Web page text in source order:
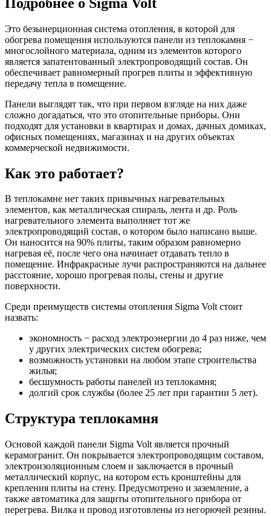
Это безынерционная система отопления, в которой для
обогрева помещения используются панели из теплокамня −
многослойного материала, одним из элементов которого
является запатентованный электропроводящий состав. Он
обеспечивает равномерный прогрев плиты и эффективную
передачу тепла в помещение.
Панели выглядят так, что при первом взгляде на них даже
сложно догадаться, что это отопительные приборы. Они
подходят для установки в квартирах и домах, дачных домиках,
офисных помещениях, магазинах и на других объектах
коммерческой недвижимости.
Как это работает?
В теплокамне нет таких привычных нагревательных
элементов, как металлическая спираль, лента и др. Роль
нагревательного элемента выполняет тот же
электропроводящий состав, о котором было написано выше.
Он наносится на 90% плиты, таким образом равномерно
нагревая её, после чего она начинает отдавать тепло в
помещение. Инфракрасные лучи распространяются на дальнее
расстояние, хорошо прогревая полы, стены и другие
поверхности.
Среди преимуществ системы отопления Sigma Volt стоит
назвать:
экономность − расход электроэнергии до 4 раз ниже, чем
у других электрических систем обогрева;
возможность установки на любом этапе строительства
жилья;
бесшумность работы панелей из теплокамня;
долгий срок службы (более 25 лет при гарантии 5 лет).
Структура теплокамня
Основой каждой панели Sigma Volt является прочный
керамогранит. Он покрывается электропроводящим составом,
электроизоляционным слоем и заключается в прочный
металлический корпус, на котором есть кронштейны для
крепления плиты на стену. Предусмотрено и заземление, а
также автоматика для защиты отопительного прибора от
перегрева. Вилка и провод изготовлены из негорючей резины.